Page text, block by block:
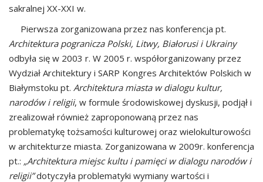
sakralnej XX-XXI w.
Pierwsza zorganizowana przez nas konferencja pt.
Architektura pogranicza Polski, Litwy, Białorusi i Ukrainy
odbyła się w 2003 r. W 2005 r. współorganizowany przez
Wydział Architektury i SARP Kongres Architektów Polskich w
Białymstoku pt. Architektura miasta w dialogu kultur,
narodów i religii, w formule środowiskowej dyskusji, podjął i
zrealizował również zaproponowaną przez nas
problematykę tożsamości kulturowej oraz wielokulturowości
w architekturze miasta. Zorganizowana w 2009r. konferencja
pt.: „Architektura miejsc kultu i pamięci w dialogu narodów i
religii”dotyczyła problematyki wymiany wartości i